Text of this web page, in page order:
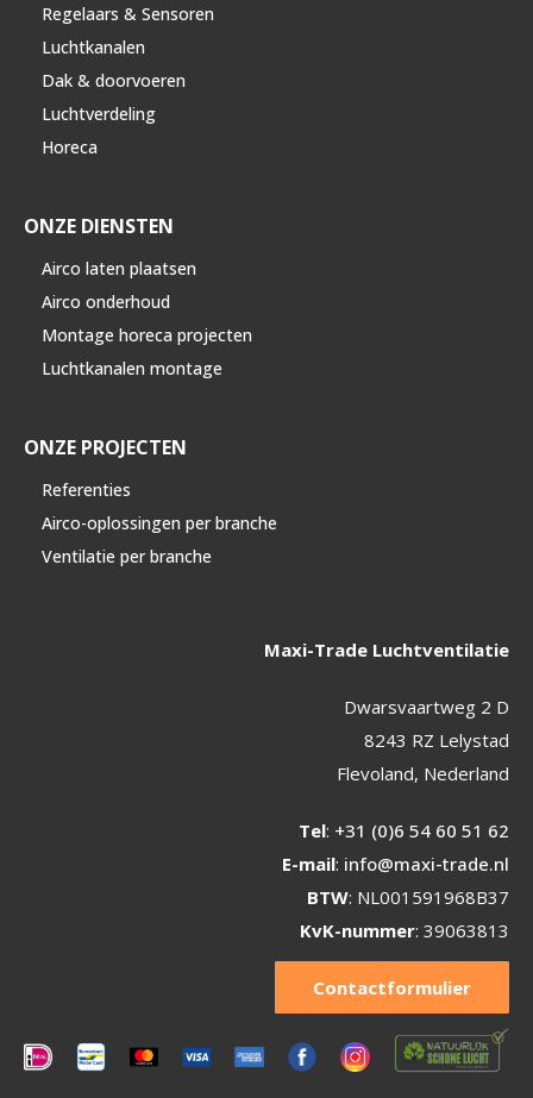
Regelaars & Sensoren
Luchtkanalen
Dak & doorvoeren
Luchtverdeling
Horeca
ONZE DIENSTEN
Airco laten plaatsen
Airco onderhoud
Montage horeca projecten
Luchtkanalen montage
ONZE PROJECTEN
Referenties
Airco-oplossingen per branche
Ventilatie per branche
Maxi-Trade Luchtventilatie
Dwarsvaartweg 2 D
8243 RZ Lelystad
Flevoland, Nederland
Tel: +31 (0)6 54 60 51 62
E-mail: info@maxi-trade.nl
BTW: NL001591968B37
KvK-nummer: 39063813
Contactformulier